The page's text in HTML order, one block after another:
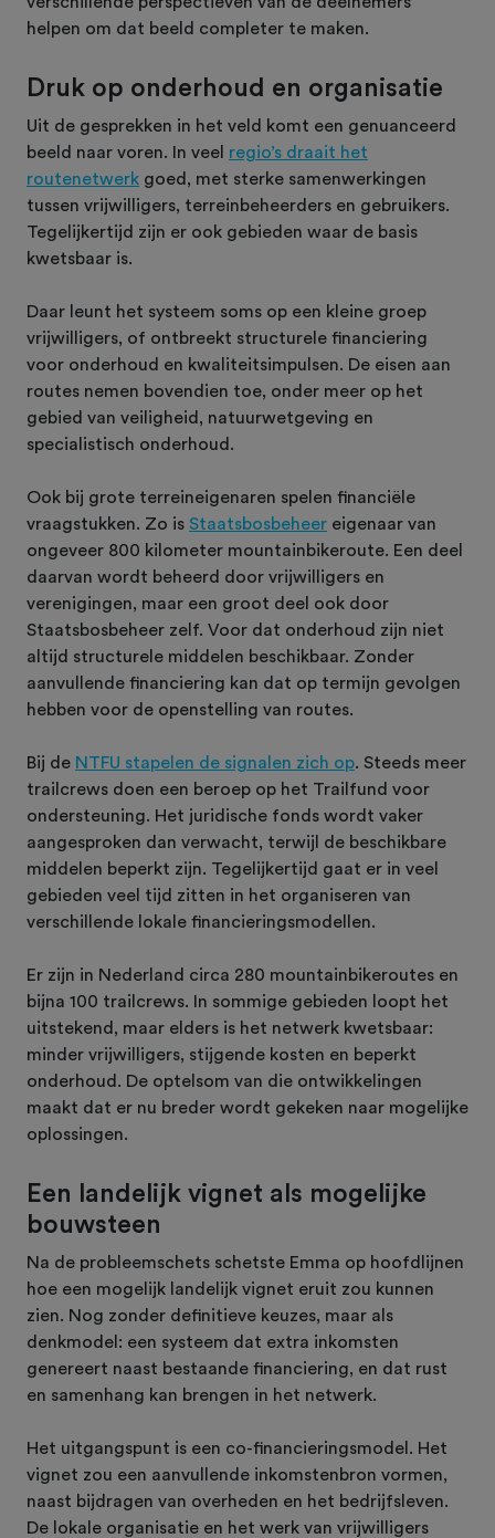
helpen om dat beeld completer te maken.
Druk op onderhoud en organisatie
Uit de gesprekken in het veld komt een genuanceerd
beeld naar voren. In veel regio’s draait het
routenetwerk goed, met sterke samenwerkingen
tussen vrijwilligers, terreinbeheerders en gebruikers.
Tegelijkertijd zijn er ook gebieden waar de basis
kwetsbaar is.
Daar leunt het systeem soms op een kleine groep
vrijwilligers, of ontbreekt structurele financiering
voor onderhoud en kwaliteitsimpulsen. De eisen aan
routes nemen bovendien toe, onder meer op het
gebied van veiligheid, natuurwetgeving en
specialistisch onderhoud.
Ook bij grote terreineigenaren spelen financiële
vraagstukken. Zo is Staatsbosbeheer eigenaar van
ongeveer 800 kilometer mountainbikeroute. Een deel
daarvan wordt beheerd door vrijwilligers en
verenigingen, maar een groot deel ook door
Staatsbosbeheer zelf. Voor dat onderhoud zijn niet
altijd structurele middelen beschikbaar. Zonder
aanvullende financiering kan dat op termijn gevolgen
hebben voor de openstelling van routes.
Bij de NTFU stapelen de signalen zich op. Steeds meer
trailcrews doen een beroep op het Trailfund voor
ondersteuning. Het juridische fonds wordt vaker
aangesproken dan verwacht, terwijl de beschikbare
middelen beperkt zijn. Tegelijkertijd gaat er in veel
gebieden veel tijd zitten in het organiseren van
verschillende lokale financieringsmodellen.
Er zijn in Nederland circa 280 mountainbikeroutes en
bijna 100 trailcrews. In sommige gebieden loopt het
uitstekend, maar elders is het netwerk kwetsbaar:
minder vrijwilligers, stijgende kosten en beperkt
onderhoud. De optelsom van die ontwikkelingen
maakt dat er nu breder wordt gekeken naar mogelijke
oplossingen.
Een landelijk vignet als mogelijke
bouwsteen
Na de probleemschets schetste Emma op hoofdlijnen
hoe een mogelijk landelijk vignet eruit zou kunnen
zien. Nog zonder definitieve keuzes, maar als
denkmodel: een systeem dat extra inkomsten
genereert naast bestaande financiering, en dat rust
en samenhang kan brengen in het netwerk.
Het uitgangspunt is een co-financieringsmodel. Het
vignet zou een aanvullende inkomstenbron vormen,
naast bijdragen van overheden en het bedrijfsleven.
De lokale organisatie en het werk van vrijwilligers